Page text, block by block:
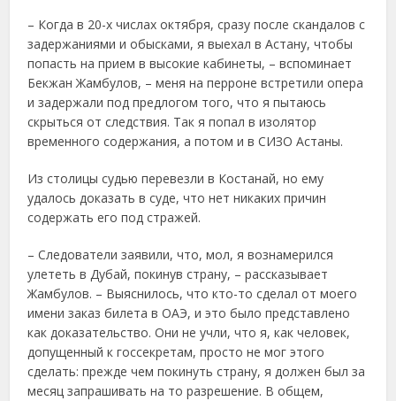
– Когда в 20-х числах октября, сразу после скандалов с
задержаниями и обысками, я выехал в Астану, чтобы
попасть на прием в высокие кабинеты, – вспоминает
Бекжан Жамбулов, – меня на перроне встретили опера
и задержали под предлогом того, что я пытаюсь
скрыться от следствия. Так я попал в изолятор
временного содержания, а потом и в СИЗО Астаны.
Из столицы судью перевезли в Костанай, но ему
удалось доказать в суде, что нет никаких причин
содержать его под стражей.
– Следователи заявили, что, мол, я вознамерился
улететь в Дубай, покинув страну, – рассказывает
Жамбулов. – Выяснилось, что кто-то сделал от моего
имени заказ билета в ОАЭ, и это было представлено
как доказательство. Они не учли, что я, как человек,
допущенный к госсекретам, просто не мог этого
сделать: прежде чем покинуть страну, я должен был за
месяц запрашивать на то разрешение. В общем,